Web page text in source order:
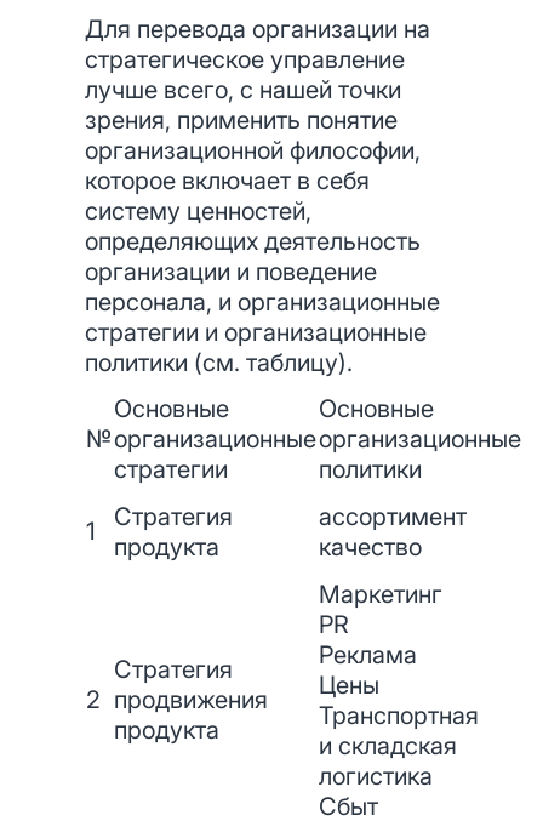
Для перевода организации на
стратегическое управление
лучше всего, с нашей точки
зрения, применить понятие
организационной философии,
которое включает в себя
систему ценностей,
определяющих деятельность
организации и поведение
персонала, и организационные
стратегии и организационные
политики (см. таблицу).
№
Основные
организационные
стратегии
Основные
организационные
политики
1
Стратегия
продукта
ассортимент
качество
2
Стратегия
продвижения
продукта
Маркетинг
PR
Реклама
Цены
Транспортная
и складская
логистика
Сбыт